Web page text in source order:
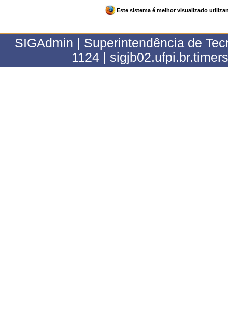
Este sistema é melhor visualizado
SIGAdmin | Superintendência de
1124 |